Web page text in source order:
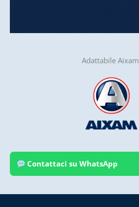
Adattabile Aixam
Contattaci su WhatsApp